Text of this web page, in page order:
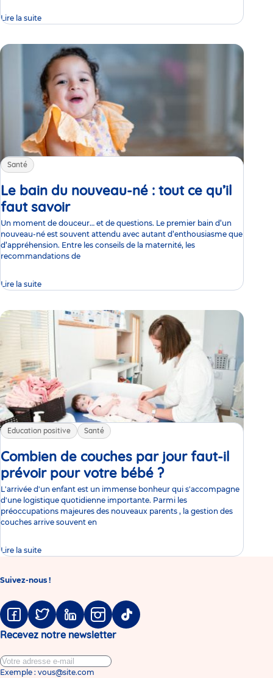
Lire la suite
Santé
Le bain du nouveau-né : tout ce qu’il
faut savoirArticle
Un moment de douceur… et de questions. Le premier bain d’un
nouveau-né est souvent attendu avec autant d’enthousiasme que
d’appréhension. Entre les conseils de la maternité, les
recommandations de
Lire la suite
Education positive Santé
Combien de couches par jour faut-il
prévoir pour votre bébé ?Article
L'arrivée d'un enfant est un immense bonheur qui s'accompagne
d'une logistique quotidienne importante. Parmi les
préoccupations majeures des nouveaux parents , la gestion des
couches arrive souvent en
Lire la suite
Suivez-nous !
FacebookTwitter LinkedinInstagramTiktok
Recevez notre newsletter
Exemple : vous@site.com